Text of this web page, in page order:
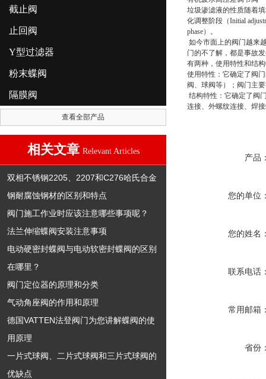
截止阀
止回阀
Y型过滤器
粉末蝶阀
隔膜阀
查看全部产品
相关文章 Relevant Articles
双相不锈钢2205、2207和C276哈氏合金
钢耐腐蚀钢材的区别和特点
阀门施工作业时应该注意哪些事项呢？
法兰伸缩蝶阀安装注意事项
电动硬密封蝶阀与电动软密封蝶阀的区别
在哪里？
阀门定位器的原理和分类
气动角座阀的作用和原理
德国VATTEN法登阀门为您讲解蝶阀的使
用原理
一片式球阀、二片式球阀和三片式球阀的
优缺点
垃圾渗滤液的性质随着
化调整阶段（Initial
phase）。
如今市面上的阀门越来
门的不了解，都是事故
有两种，使用特性和结
使用特性：它确定了阀
阀、球阀等）；阀门主
结构特性：它确定了阀
连接、外螺纹连接、焊
产品
您的单位
您的姓名
联系电话
常用邮箱
省份